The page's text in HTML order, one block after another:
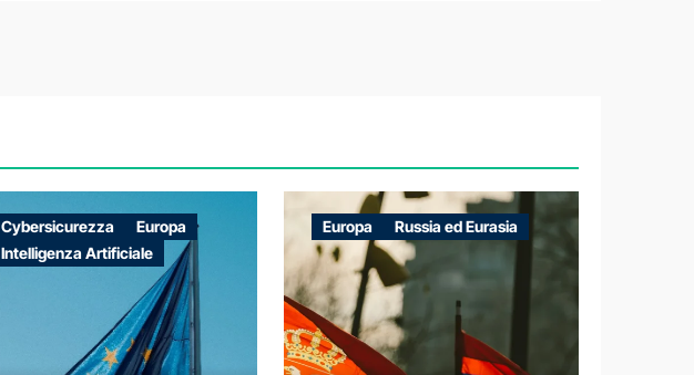
Cybersicurezza
Europa
Intelligenza Artificiale
Europa Russia ed Eurasia